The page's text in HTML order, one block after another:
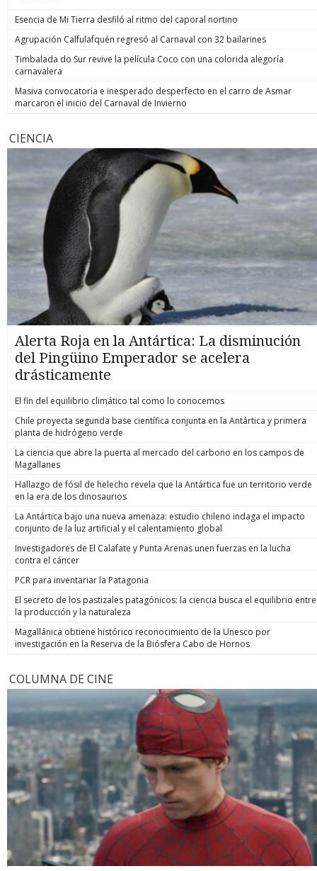
Esencia de Mi Tierra desfiló al ritmo del caporal nortino
Agrupación Calfulafquén regresó al Carnaval con 32 bailarines
Timbalada do Sur revive la película Coco con una colorida alegoría
carnavalera
Masiva convocatoria e inesperado desperfecto en el carro de Asmar
marcaron el inicio del Carnaval de Invierno
CIENCIA
Alerta Roja en la Antártica: La disminución
del Pingüino Emperador se acelera
drásticamente
El fin del equilibrio climático tal como lo conocemos
Chile proyecta segunda base científica conjunta en la Antártica y primera
planta de hidrógeno verde
La ciencia que abre la puerta al mercado del carbono en los campos de
Magallanes
Hallazgo de fósil de helecho revela que la Antártica fue un territorio verde
en la era de los dinosaurios
La Antártica bajo una nueva amenaza: estudio chileno indaga el impacto
conjunto de la luz artificial y el calentamiento global
Investigadores de El Calafate y Punta Arenas unen fuerzas en la lucha
contra el cáncer
PCR para inventariar la Patagonia
El secreto de los pastizales patagónicos: la ciencia busca el equilibrio entre
la producción y la naturaleza
Magallánica obtiene histórico reconocimiento de la Unesco por
investigación en la Reserva de la Biósfera Cabo de Hornos
COLUMNA DE CINE